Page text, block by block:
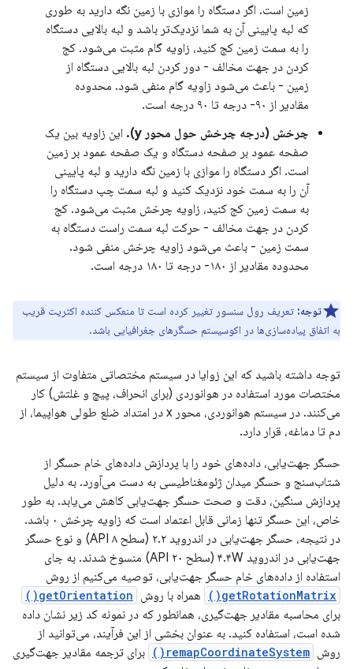
زمین است. اگر دستگاه را موازی با زمین نگه دارید به طوری
که لبه پایینی آن به شما نزدیک‌تر باشد و لبه بالایی دستگاه
را به سمت زمین کج کنید، زاویه گام مثبت می‌شود. کج
کردن در جهت مخالف - دور کردن لبه بالایی دستگاه از
زمین - باعث می‌شود زاویه گام منفی شود. محدوده
مقادیر از ۹۰- درجه تا ۹۰ درجه است.
چرخش (درجه چرخش حول محور y).
این زاویه بین یک
صفحه عمود بر صفحه دستگاه و یک صفحه عمود بر زمین
است. اگر دستگاه را موازی با زمین نگه دارید و لبه پایینی
آن را به سمت خود نزدیک کنید و لبه سمت چپ دستگاه را
به سمت زمین کج کنید، زاویه چرخش مثبت می‌شود. کج
کردن در جهت مخالف - حرکت لبه سمت راست دستگاه به
سمت زمین - باعث می‌شود زاویه چرخش منفی شود.
محدوده مقادیر از ۱۸۰- درجه تا ۱۸۰ درجه است.
توجه: تعریف رول سنسور تغییر کرده است تا منعکس کننده اکثریت قریب
به اتفاق پیاده‌سازی‌ها در اکوسیستم حسگرهای جغرافیایی باشد.
توجه داشته باشید که این زوایا در سیستم مختصاتی متفاوت از سیستم
مختصات مورد استفاده در هوانوردی (برای انحراف، پیچ و غلتش) کار
می‌کنند. در سیستم هوانوردی، محور x در امتداد ضلع طولی هواپیما، از
دم تا دماغه، قرار دارد.
حسگر جهت‌یابی، داده‌های خود را با پردازش داده‌های خام حسگر از
شتاب‌سنج و حسگر میدان ژئومغناطیسی به دست می‌آورد. به دلیل
پردازش سنگین، دقت و صحت حسگر جهت‌یابی کاهش می‌یابد. به طور
خاص، این حسگر تنها زمانی قابل اعتماد است که زاویه چرخش ۰ باشد.
در نتیجه، حسگر جهت‌یابی در اندروید ۲.۲ (سطح API ۸) و نوع حسگر
جهت‌یابی در اندروید ۴.۴W (سطح API ۲۰) منسوخ شدند. به جای
استفاده از داده‌های خام حسگر جهت‌یابی، توصیه می‌کنیم از روش
getRotationMatrix() همراه با روش getOrientation()
برای محاسبه مقادیر جهت‌گیری، همانطور که در نمونه کد زیر نشان داده
شده است، استفاده کنید. به عنوان بخشی از این فرآیند، می‌توانید از
روش remapCoordinateSystem()
برای ترجمه مقادیر جهت‌گیری